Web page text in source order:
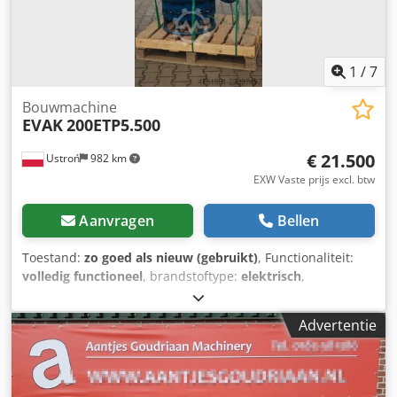
1 /7
Ustroń 982 km
Bouwmachine
EVAK200ETP5.500
€ 21.500
EXW Vaste prijs excl. btw
Aanvragen Bellen
Toestand: zo goed als nieuw (gebruikt), Functionaliteit:
volledig functioneel, brandstoftype: elektrisch,
, hefhoogte:
%, Bouwjaar:2025, hydraulische volumestroom:9.000
l/min
, Te koop: een nieuwe, ongebruikte, showroommodel
dompelbare slurrypomp van EVAK, type ETP, ontworpen
voor het pompen van zware en sterk abrasieve slurries. De
pomp is een aantrekkelijk geprijsd alternatief voor
Advertentie